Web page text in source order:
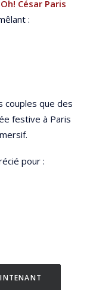
Oh! César Paris
:
couples que des
festive à Paris
pour :